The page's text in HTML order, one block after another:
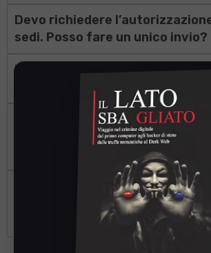
Devo richiedere
sedi. Posso fare un unico invio?
Esporre ancora i vecchi
Quanto tempo ci vuole per
cartello e la documentazione
Ho bisogno di stampare i cartelli
materiali specifici (es.